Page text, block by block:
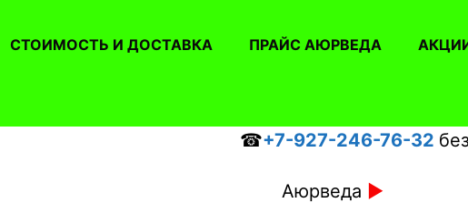
СТОИМОСТЬ И ДОСТАВКА ПРАЙС АЮРВЕДА
☎+7-927-246-76-32
Аюрведа ►